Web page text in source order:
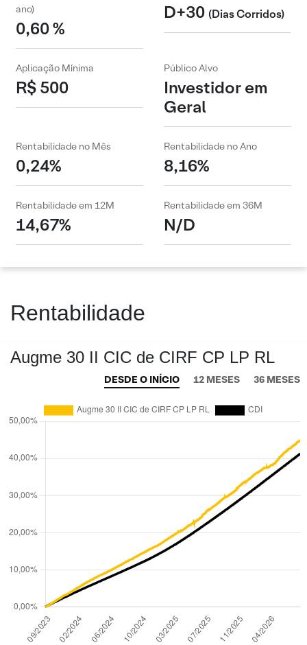
ano)
0,60 %
D+30 (Dias Corridos)
Aplicação Mínima
R$ 500
Público Alvo
Investidor em
Geral
Rentabilidade no Mês
0,24%
Rentabilidade no Ano
8,16%
Rentabilidade em 12M
14,67%
Rentabilidade em 36M
N/D
Rentabilidade
Augme 30 II CIC de CIRF CP LP RL
DESDE O INÍCIO 12 MESES 36 MESES